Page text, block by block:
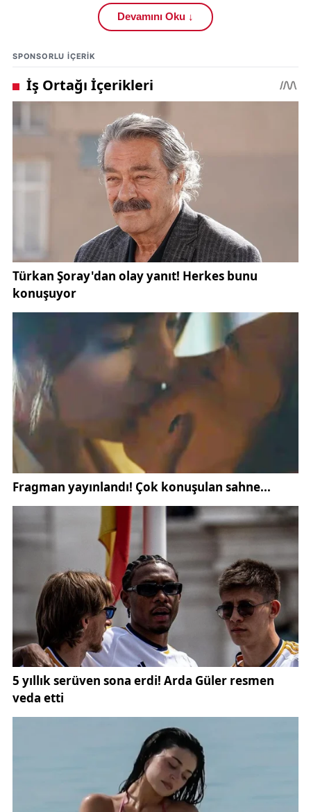
Edinilen bilgilere göre, ilk olay kent merkezindeki
Çayboyu Mahallesi hattında çalışan bir özel halk
otobüsünde meydana geldi. İddiaya göre, aralarında
şehit babası Kaya Turan Kıraç’ın da bulunduğu
yolcuları duraktan almadan hareket eden sürücü
Bu durum, durakta bekleyen yolcuların tepkisine
Yolcuların tepkisi üzerine sürücü ile vatandaşlar
arasında sözlü tartışma çıktı. İddialara göre sürücü
M.B., yolcuların üzerine yürüdü. Olay sırasında şehit
babası Kaya Turan Kıraç’ın da tartışmanın tarafı
olduğu belirtildi. Kıraç’ın, yasal hakkı kapsamında
ücretsiz seyahat ettiği ifade edilirken, sürücünün bu
duruma yönelik ağır sözler sarf ettiği ileri sürüldü.
Görgü tanıklarının aktardığına göre, sürücü M.B.’nin
şehit babasına “dilenci” şeklinde hakaret ettiği ve
fiziki müdahalede bulunmaya teşebbüs ettiği iddia
edildi. Olay kısa sürede çevredeki vatandaşların
araya girmesiyle büyümeden sonlandırıldı. Ancak
yaşananlar şehir genelinde büyük tepki topladı.
Sivas’ta kamuoyunun yakından takip ettiği
gelişmeler, [Sivas haberleri] ve [asayiş] başlıkları
altında gündemdeki yerini korudu.
İlk olayın ardından iki gün sonra, Emek Mahallesi
Zafer Caddesi üzerinde yeni bir gelişme yaşandı. Bu
kez T.M.S. isimli şüpheli, şehit babasına hakaret
ettiği öne sürülen sürücü M.B.’yi tabancayla
yaraladı. Olay, akşam saatlerinde meydana geldi.
Yaralanan sürücü, olay yerine çağrılan sağlık ekipleri
tarafından hastaneye kaldırıldı. Şüpheli ise olayın
ardından kaçtı. Güvenlik güçleri tarafından başlatılan
çalışmalar sonucunda T.M.S., Kırıkkale’de
Olayla ilgili soruşturma, Emniyet Genel Müdürlüğü
koordinasyonunda yürütülürken, yerel birimler de
sürece dahil oldu. Sivas’taki güvenlik ve asayiş
Devamını Oku ↓
SPONSORLU IÇERIK